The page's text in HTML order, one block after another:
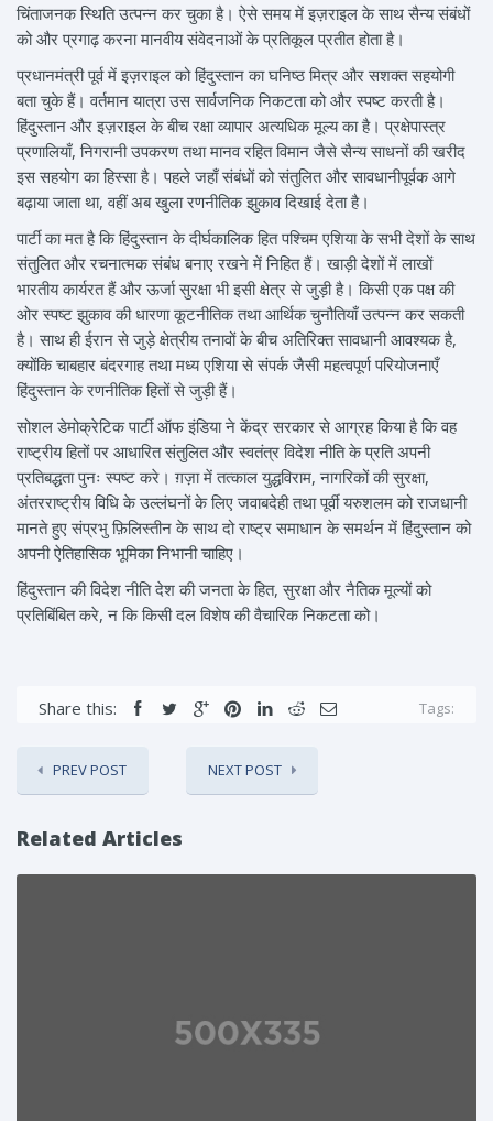
चिंताजनक स्थिति उत्पन्न कर चुका है। ऐसे समय में इज़राइल के साथ सैन्य संबंधों
को और प्रगाढ़ करना मानवीय संवेदनाओं के प्रतिकूल प्रतीत होता है।
प्रधानमंत्री पूर्व में इज़राइल को हिंदुस्तान का घनिष्ठ मित्र और सशक्त सहयोगी
बता चुके हैं। वर्तमान यात्रा उस सार्वजनिक निकटता को और स्पष्ट करती है।
हिंदुस्तान और इज़राइल के बीच रक्षा व्यापार अत्यधिक मूल्य का है। प्रक्षेपास्त्र
प्रणालियाँ, निगरानी उपकरण तथा मानव रहित विमान जैसे सैन्य साधनों की खरीद
इस सहयोग का हिस्सा है। पहले जहाँ संबंधों को संतुलित और सावधानीपूर्वक आगे
बढ़ाया जाता था, वहीं अब खुला रणनीतिक झुकाव दिखाई देता है।
पार्टी का मत है कि हिंदुस्तान के दीर्घकालिक हित पश्चिम एशिया के सभी देशों के साथ
संतुलित और रचनात्मक संबंध बनाए रखने में निहित हैं। खाड़ी देशों में लाखों
भारतीय कार्यरत हैं और ऊर्जा सुरक्षा भी इसी क्षेत्र से जुड़ी है। किसी एक पक्ष की
ओर स्पष्ट झुकाव की धारणा कूटनीतिक तथा आर्थिक चुनौतियाँ उत्पन्न कर सकती
है। साथ ही ईरान से जुड़े क्षेत्रीय तनावों के बीच अतिरिक्त सावधानी आवश्यक है,
क्योंकि चाबहार बंदरगाह तथा मध्य एशिया से संपर्क जैसी महत्वपूर्ण परियोजनाएँ
हिंदुस्तान के रणनीतिक हितों से जुड़ी हैं।
सोशल डेमोक्रेटिक पार्टी ऑफ इंडिया ने केंद्र सरकार से आग्रह किया है कि वह
राष्ट्रीय हितों पर आधारित संतुलित और स्वतंत्र विदेश नीति के प्रति अपनी
प्रतिबद्धता पुनः स्पष्ट करे। ग़ज़ा में तत्काल युद्धविराम, नागरिकों की सुरक्षा,
अंतरराष्ट्रीय विधि के उल्लंघनों के लिए जवाबदेही तथा पूर्वी यरुशलम को राजधानी
मानते हुए संप्रभु फ़िलिस्तीन के साथ दो राष्ट्र समाधान के समर्थन में हिंदुस्तान को
अपनी ऐतिहासिक भूमिका निभानी चाहिए।
हिंदुस्तान की विदेश नीति देश की जनता के हित, सुरक्षा और नैतिक मूल्यों को
प्रतिबिंबित करे, न कि किसी दल विशेष की वैचारिक निकटता को।
Share this: Tags:
PREV POST NEXT POST
Related Articles